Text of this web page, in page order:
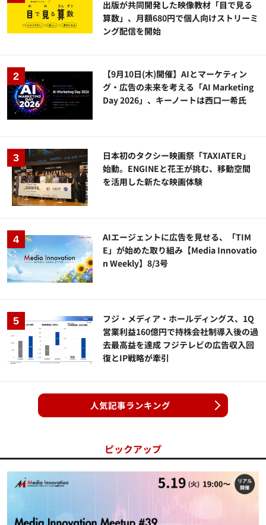
出版が共同開発した映像教材「目で見る
算数」、月額680円で個人向けストリーミ
ング配信を開始
【9月10日(木)開催】AIとマーケティン
グ・広告の未来を考える「AI Marketing
Day 2026」、キーノートは西口一希氏
日本初のタクシー映画祭「TAXIATER」
始動。ENGINEと花王が挑む、移動空間
を活用した新たな映画体験
AIエージェントに広告を見せる、「TIM
E」が始めた取り組み【Media Innovatio
n Weekly】8/3号
フジ・メディア・ホールディングス、1Q
営業利益160億円で持株会社制導入後の過
去最高益を達成 フジテレビの広告収入回
復とIP戦略が牽引
人気記事ランキング
ピックアップ